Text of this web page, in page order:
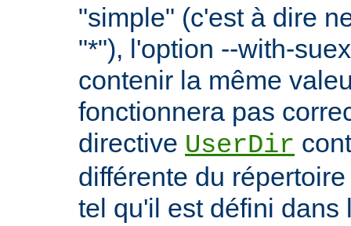
"simple" (c'est à dire
"*"), l'option --with-
contenir la même
fonctionnera pas
directive UserDir
différente du
tel qu'il est défini